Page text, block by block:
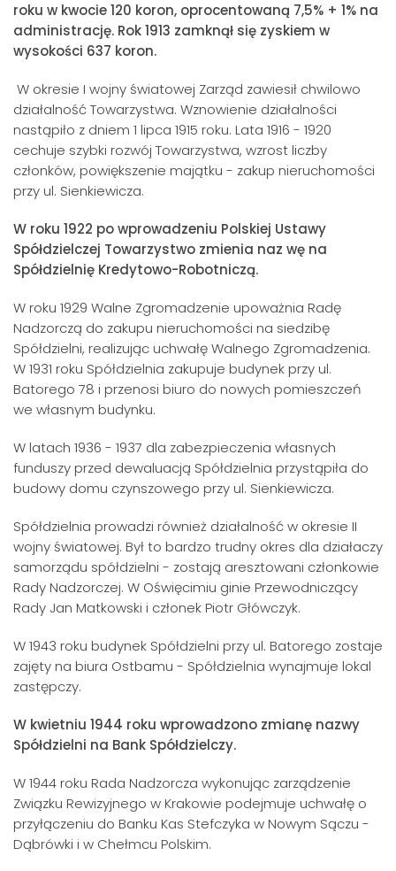
roku w kwocie 120 koron, oprocentowaną 7,5% + 1% na
administrację. Rok 1913 zamknął się zyskiem w
wysokości 637 koron.
W okresie I wojny światowej Zarząd zawiesił chwilowo
działalność Towarzystwa. Wznowienie działalności
nastąpiło z dniem 1 lipca 1915 roku. Lata 1916 - 1920
cechuje szybki rozwój Towarzystwa, wzrost liczby
członków, powiększenie majątku - zakup nieruchomości
przy ul. Sienkiewicza.
W roku 1922 po wprowadzeniu Polskiej Ustawy
Spółdzielczej Towarzystwo zmienia naz wę na
Spółdzielnię Kredytowo-Robotniczą.
W roku 1929 Walne Zgromadzenie upoważnia Radę
Nadzorczą do zakupu nieruchomości na siedzibę
Spółdzielni, realizując uchwałę Walnego Zgromadzenia.
W 1931 roku Spółdzielnia zakupuje budynek przy ul.
Batorego 78 i przenosi biuro do nowych pomieszczeń
we własnym budynku.
W latach 1936 - 1937 dla zabezpieczenia własnych
funduszy przed dewaluacją Spółdzielnia przystąpiła do
budowy domu czynszowego przy ul. Sienkiewicza.
Spółdzielnia prowadzi również działalność w okresie II
wojny światowej. Był to bardzo trudny okres dla działaczy
samorządu spółdzielni - zostają aresztowani członkowie
Rady Nadzorczej. W Oświęcimiu ginie Przewodniczący
Rady Jan Matkowski i członek Piotr Główczyk.
W 1943 roku budynek Spółdzielni przy ul. Batorego zostaje
zajęty na biura Ostbamu - Spółdzielnia wynajmuje lokal
zastępczy.
W kwietniu 1944 roku wprowadzono zmianę nazwy
Spółdzielni na Bank Spółdzielczy.
W 1944 roku Rada Nadzorcza wykonując zarządzenie
Związku Rewizyjnego w Krakowie podejmuje uchwałę o
przyłączeniu do Banku Kas Stefczyka w Nowym Sączu -
Dąbrówki i w Chełmcu Polskim.